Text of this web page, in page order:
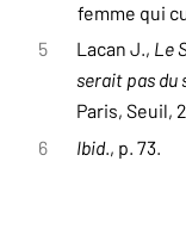
femme qui
5
Lacan J., Le
serait pas du
Paris, Seuil,
6
Ibid., p. 73.